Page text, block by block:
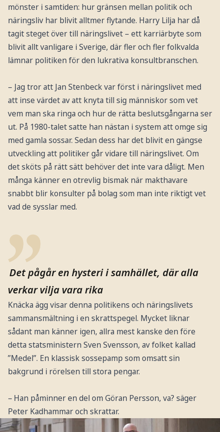
mönster i samtiden: hur gränsen mellan politik och
näringsliv har blivit alltmer flytande. Harry Lilja har då
tagit steget över till näringslivet – ett karriärbyte som
blivit allt vanligare i Sverige, där fler och fler folkvalda
lämnar politiken för den lukrativa konsultbranschen.
– Jag tror att Jan Stenbeck var först i näringslivet med
att inse värdet av att knyta till sig människor som vet
vem man ska ringa och hur de rätta beslutsgångarna ser
ut. På 1980-talet satte han nästan i system att omge sig
med gamla sossar. Sedan dess har det blivit en gängse
utveckling att politiker går vidare till näringslivet. Om
det sköts på rätt sätt behöver det inte vara dåligt. Men
många känner en otrevlig bismak när makthavare
snabbt blir konsulter på bolag som man inte riktigt vet
vad de sysslar med.
Det pågår en hysteri i samhället, där alla
verkar vilja vara rika
Knäcka ägg visar denna politikens och näringslivets
sammansmältning i en skrattspegel. Mycket liknar
sådant man känner igen, allra mest kanske den före
detta statsministern Sven Svensson, av folket kallad
”Medel”. En klassisk sossepamp som omsatt sin
bakgrund i rörelsen till stora pengar.
– Han påminner en del om Göran Persson, va? säger
Peter Kadhammar och skrattar.